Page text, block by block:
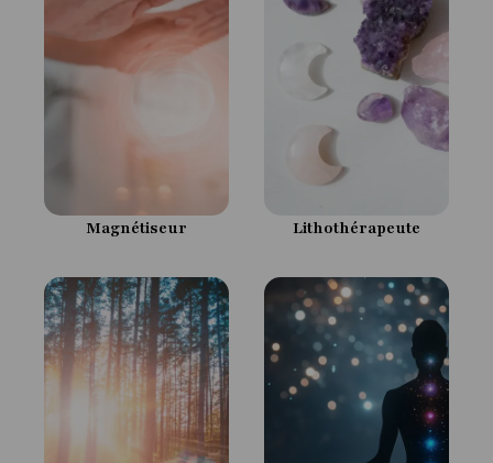
Magnétiseur Lithothérapeute